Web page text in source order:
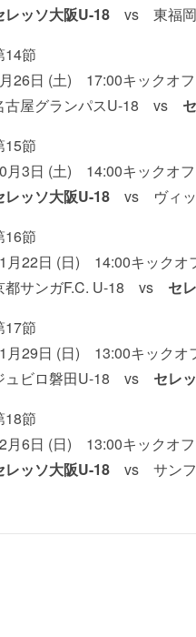
レッソ大阪U-18 vs 東福岡
14節
26日 (土) 17:00キックオ
古屋グランパスU-18 vs
15節
月3日 (土) 14:00キックオ
レッソ大阪U-18 vs ヴィッ
16節
月22日 (日) 14:00キックオ
都サンガF.C. U-18 vs セ
17節
月29日 (日) 13:00キックオ
ュビロ磐田U-18 vs セレ
18節
月6日 (日) 13:00キックオ
レッソ大阪U-18 vs サンフ